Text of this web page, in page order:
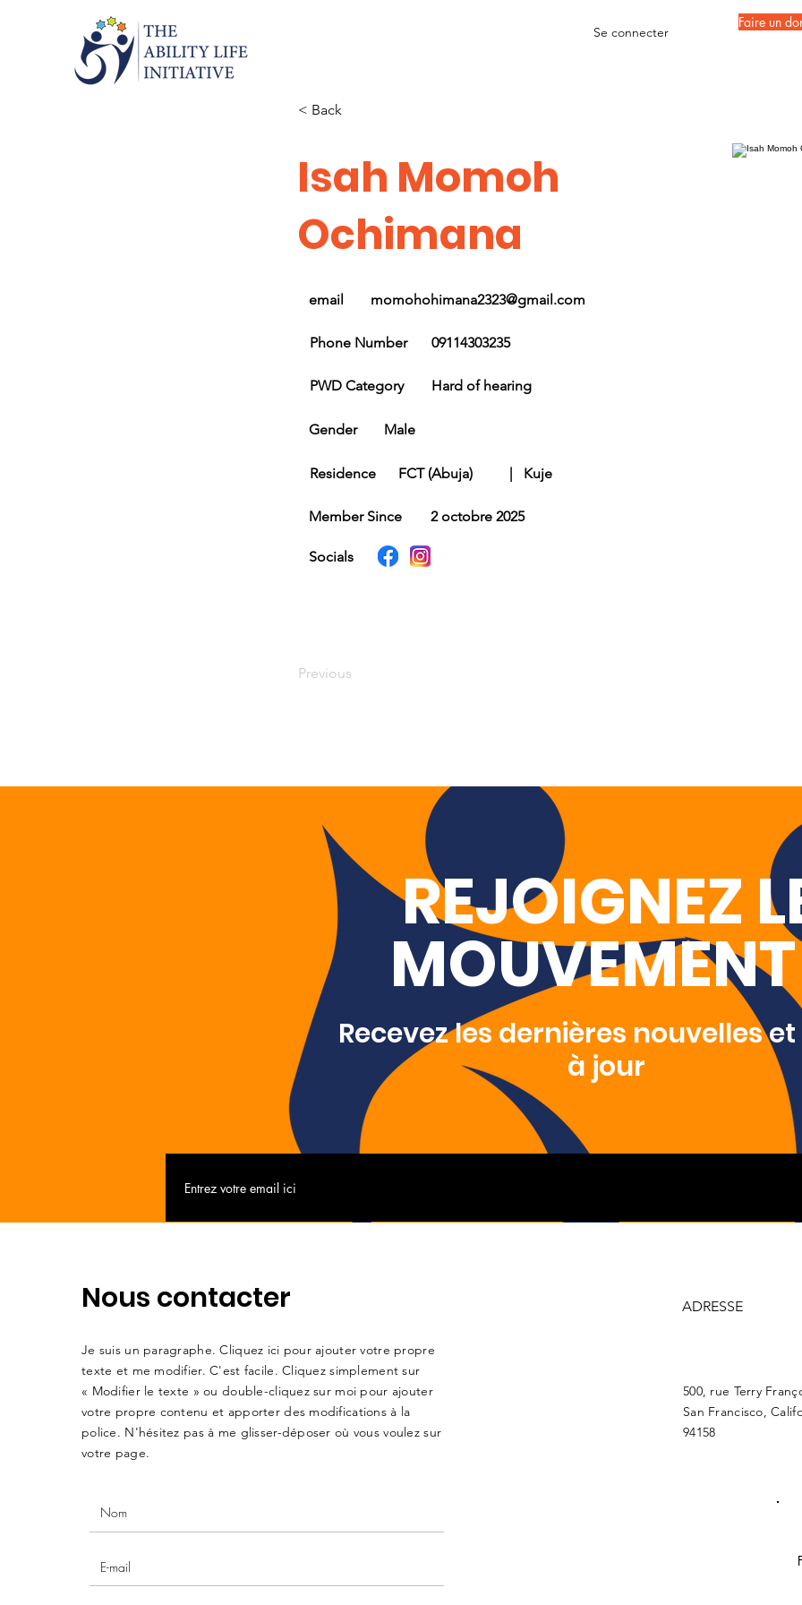
Se connecter
Faire un
< Back
Isah Momoh
Ochimana
email momohohimana2323@gmail.com
Phone Number 09114303235
PWD Category Hard of hearing
Gender Male
Residence FCT (Abuja) Kuje
|
Member Since 2 octobre 2025
Socials
Previous
REJOIGNEZ
Recevez les dernières nouvelles
à jour
Nous contacter
Je suis un paragraphe. Cliquez ici pour ajouter votre propre
texte et me modifier. C'est facile. Cliquez simplement sur
« Modifier le texte » ou double-cliquez sur moi pour ajouter
votre propre contenu et apporter des modifications à la
police. N'hésitez pas à me glisser-déposer où vous voulez sur
votre page.
ADRESSE
500, rue Terry
San Francisco,
94158